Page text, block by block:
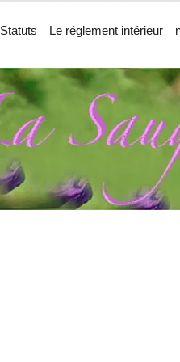
Statuts Le réglement intérieur